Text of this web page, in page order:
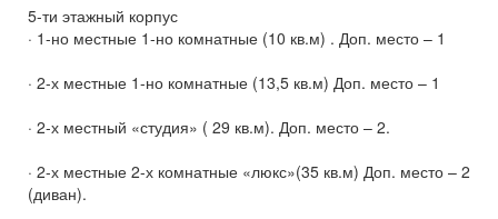
5-ти этажный корпус
· 1-но местные 1-но комнатные (10 кв.м) . Доп. место – 1
· 2-х местные 1-но комнатные (13,5 кв.м) Доп. место – 1
· 2-х местный «студия» ( 29 кв.м). Доп. место – 2.
· 2-х местные 2-х комнатные «люкс»(35 кв.м) Доп. место – 2
(диван).